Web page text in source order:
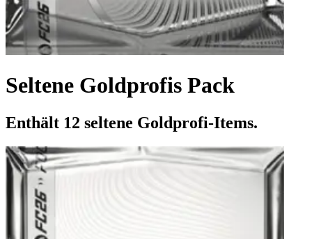
Seltene Goldprofis Pack
Enthält 12 seltene Goldprofi-Items.